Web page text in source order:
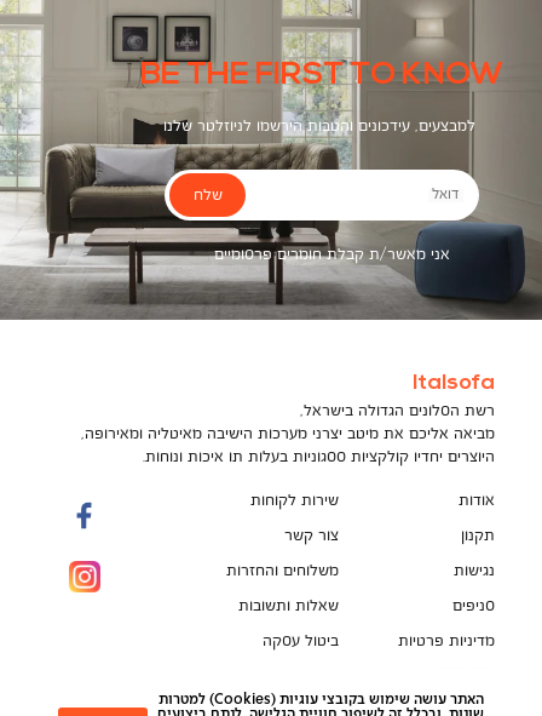
BE THE FIRST TO KNOW
למבצעים, עידכונים והטבות הירשמו לניוזלטר שלנו
דואל
אני מאשר/ת קבלת חומרים פרסומיים
שלח
Italsofa
רשת הסלונים הגדולה בישראל,
מביאה אליכם את מיטב יצרני מערכות הישיבה מאיטליה ומאירופה,
היוצרים יחדיו קולקציות ססגוניות בעלות תו איכות ונוחות.
אודות
תקנון
נגישות
סניפים
מדיניות פרטיות
pci
שירות לקוחות
צור קשר
משלוחים והחזרות
שאלות ותשובות
ביטול עסקה
הספה המושלמת מחכה לך!
האתר עושה שימוש בקובצי עוגיות (Cookies) למטרות